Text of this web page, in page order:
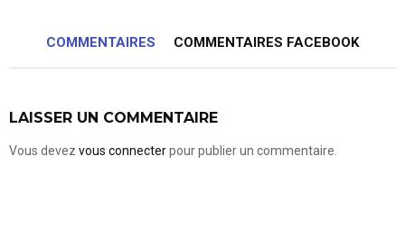
COMMENTAIRES COMMENTAIRES FACEBOOK
LAISSER UN COMMENTAIRE
Vous devez vous connecterpour publier un commentaire.